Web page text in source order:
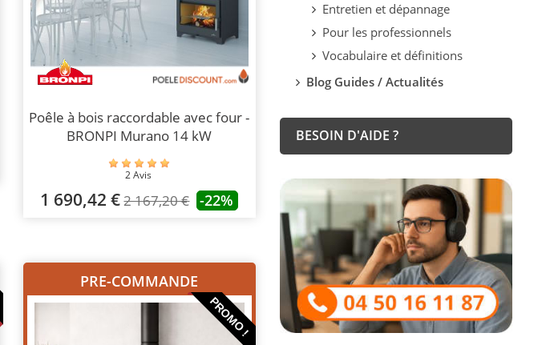
Poêle à bois raccordable avec four -
BRONPI Murano 14 kW
2 Avis
1 690,42 €2 167,20 € -22%
PRE-COMMANDE
PROMO !
Entretien et dépannage
Pour les professionnels
Vocabulaire et définitions
Blog Guides / Actualités
BESOIN D'AIDE ?